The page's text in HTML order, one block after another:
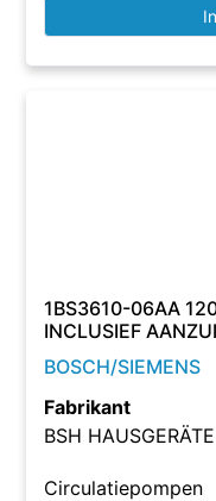
1BS3610-06AA
INCLUSIEF
BOSCH/SIEMENS
Fabrikant
BSH
Circulatiepompen